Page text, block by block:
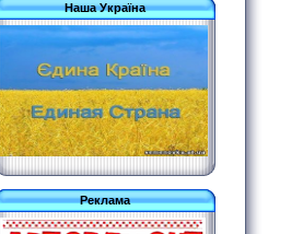
Наша Україна
Реклама